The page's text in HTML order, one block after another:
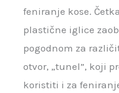
feniranje kose.
plastične iglice
pogodnom za
otvor, „tunel”, koji
koristiti i za